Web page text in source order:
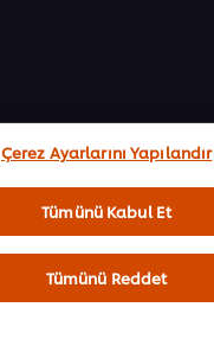
Çerez Ayarlarını Yapılandır
Tümünü Reddet
Tümünü Kabul Et